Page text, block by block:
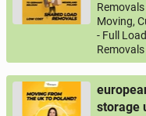
Moving,
- Full
storage